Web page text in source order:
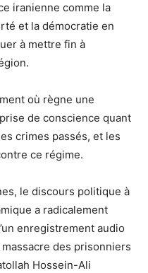
iranienne comme la
et la démocratie en
à mettre fin à
où règne une
de conscience quant
crimes passés, et les
ce régime.
le discours politique à
a radicalement
enregistrement audio
des prisonniers
Hossein-Ali